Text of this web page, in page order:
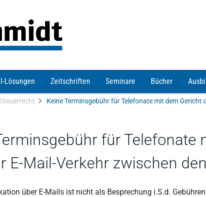
Lösungen Zeitschriften Seminare Bücher
Steuerrecht
für Telefonate
E-Mail-Verkehr zwischen
über E-Mails ist nicht als Besprechung i.S.d.